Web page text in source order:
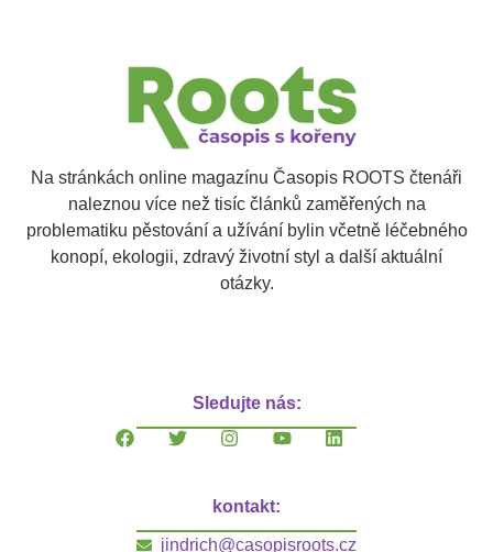
Na stránkách online magazínu Časopis ROOTS čtenáři
naleznou více než tisíc článků zaměřených na
problematiku pěstování a užívání bylin včetně léčebného
konopí, ekologii, zdravý životní styl a další aktuální
otázky.
Sledujte nás:
kontakt:
jindrich@casopisroots.cz